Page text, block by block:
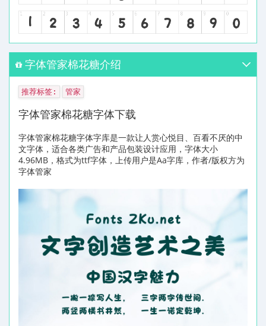
字体管家棉花糖介绍
推荐标签: 管家
字体管家棉花糖字体下载
字体管家棉花糖字体字库是一款让人赏心悦目、百看不厌的中
文字体，适合各类广告和产品包装设计应用，字体大小
4.96MB，格式为ttf字体，上传用户是Aa字库，作者/版权方为
字体管家